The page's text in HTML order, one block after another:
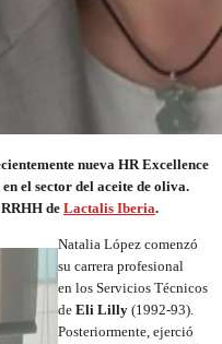
nueva HR Excellence
el sector del aceite de oliva.
de Lactalis Iberia.
Natalia López comenzó
su carrera profesional
en los Servicios Técnicos
de Eli Lilly (1992-93).
Posteriormente, ejerció